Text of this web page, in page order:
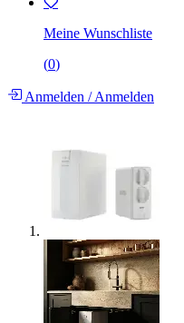
Meine Wunschliste
(0)
Anmelden /Anmelden